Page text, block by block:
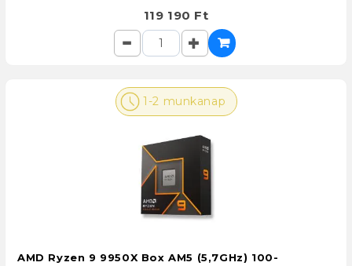
119 190 Ft
1-2 munkanap
AMD Ryzen 9 9950X Box AM5 (5,7GHz) 100-